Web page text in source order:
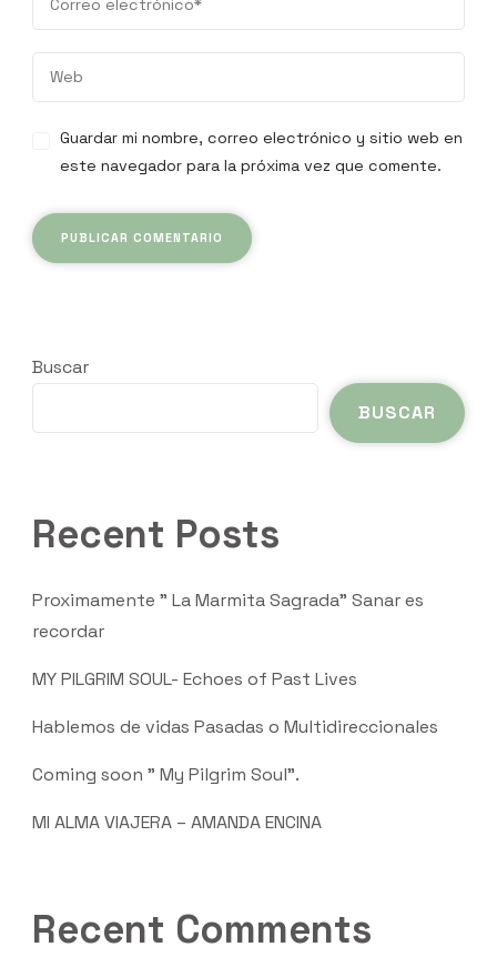
Guardar mi nombre, correo electrónico y sitio web en
este navegador para la próxima vez que comente.
Buscar
BUSCAR
Recent Posts
Proximamente ” La Marmita Sagrada” Sanar es
recordar
MY PILGRIM SOUL- Echoes of Past Lives
Hablemos de vidas Pasadas o Multidireccionales
Coming soon ” My Pilgrim Soul”.
MI ALMA VIAJERA – AMANDA ENCINA
Recent Comments